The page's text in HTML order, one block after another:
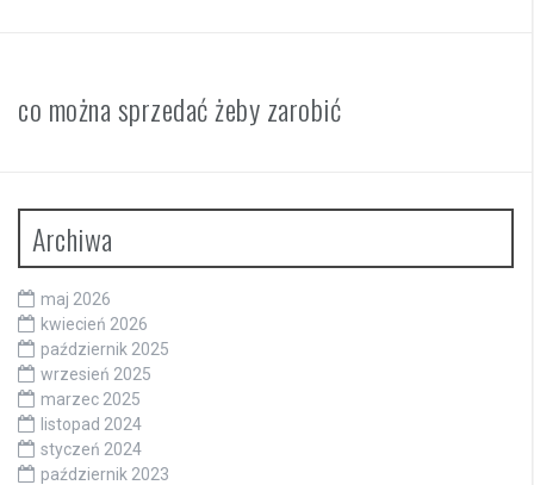
co można sprzedać żeby zarobić
Archiwa
maj 2026
kwiecień 2026
październik 2025
wrzesień 2025
marzec 2025
listopad 2024
styczeń 2024
październik 2023